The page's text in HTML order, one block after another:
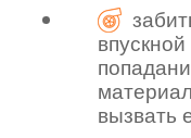
вызвать